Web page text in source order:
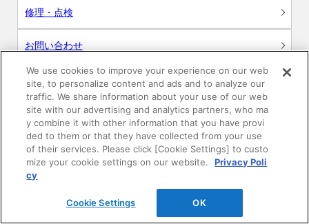
修理・点検
お問い合わせ
ログイン
建築・設計関係者様向けサイト
ユーザー登録サービス
WEB見積システム
収納プランニングソフト
We use cookies to improve your experience on our web
site, to personalize content and ads and to analyze our
traffic. We share information about your use of our web
site with our advertising and analytics partners, who ma
y combine it with other information that you have provi
ded to them or that they have collected from your use
of their services. Please click [Cookie Settings] to custo
mize your cookie settings on our website.
Privacy Poli
cy
Cookie Settings OK